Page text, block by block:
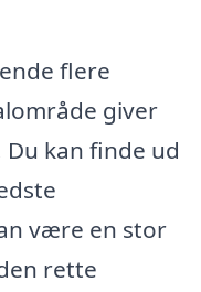
flere
giver
kan finde ud
være en stor
rette